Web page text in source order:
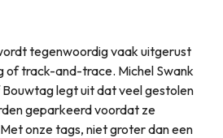
tegenwoordig vaak uitgerust
of track-and-trace. Michel Swank
legt uit dat veel gestolen
geparkeerd voordat ze
onze tags, niet groter dan een